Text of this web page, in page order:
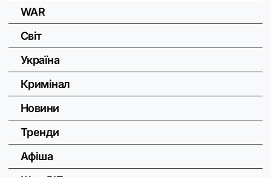
WAR
Світ
Україна
Кримінал
Новини
Тренди
Афіша